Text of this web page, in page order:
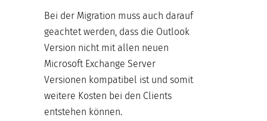
Bei der Migration muss auch darauf
geachtet werden, dass die Outlook
Version nicht mit allen neuen
Microsoft Exchange Server
Versionen kompatibel ist und somit
weitere Kosten bei den Clients
entstehen können.